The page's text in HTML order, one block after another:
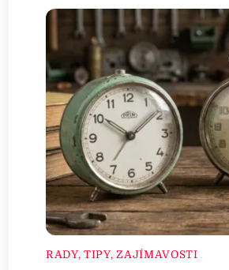
RADY, TIPY, ZAJÍMAVOSTI